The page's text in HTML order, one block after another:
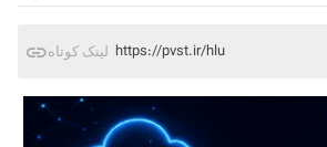
لینک کوتاه https://pvst.ir/hlu